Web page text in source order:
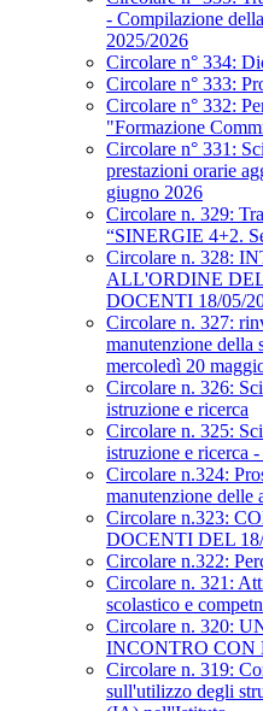
- Compilazione
2025/2026
Circolare n° 334:
Circolare n° 333:
Circolare n° 332:
"Formazione
Circolare n° 331:
prestazioni orarie
giugno 2026
Circolare n. 329:
“SINERGIE 4+2.
Circolare n. 328:
ALL'ORDINE
DOCENTI 18/05/
Circolare n. 327:
manutenzione della
mercoledì 20
Circolare n. 326:
istruzione e ricerca
Circolare n. 325:
istruzione e ricerca -
Circolare n.324:
manutenzione delle
Circolare n.323:
DOCENTI DEL
Circolare n.322:
Circolare n. 321:
scolastico e
Circolare n. 320:
INCONTRO
Circolare n. 319:
sull'utilizzo degli